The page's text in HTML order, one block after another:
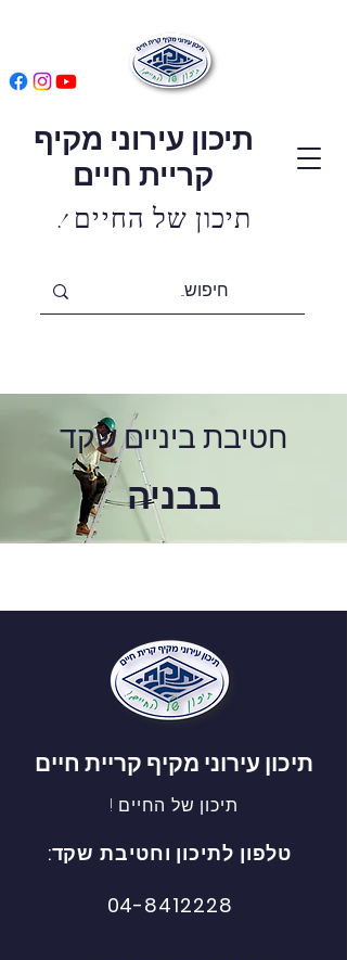
תיכון עירוני מקיף
קריית חיים
! תיכון של החיים
חטיבת ביניים שקד
בבניה
תיכון עירוני מקיף קריית חיים
תיכון של החיים !
טלפון לתיכון וחטיבתשקד:
04-8412228